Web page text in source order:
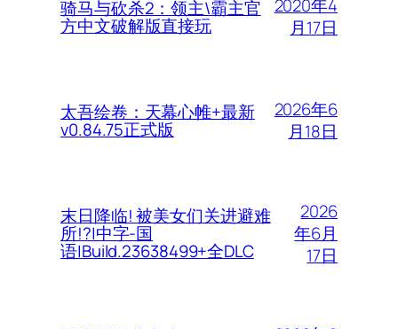
骑马与砍杀2：领主\霸主官
方中文破解版直接玩
2020年4
月17日
太吾绘卷：天幕心帷+最新
v0.84.75正式版
2026年6
月18日
末日降临! 被美女们关进避难
所!?|中字-国
语|Build.23638499+全DLC
2026
年6月
17日